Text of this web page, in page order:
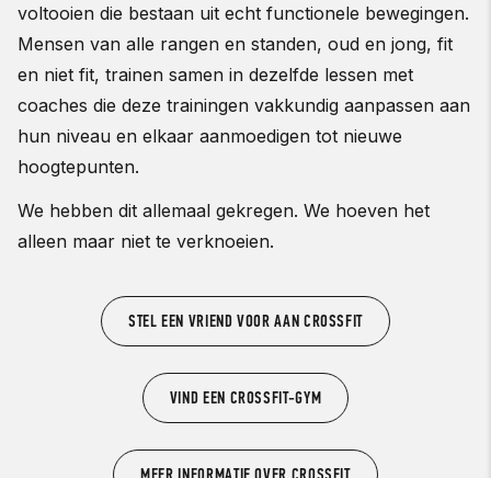
voltooien die bestaan uit echt functionele bewegingen.
Mensen van alle rangen en standen, oud en jong, fit
en niet fit, trainen samen in dezelfde lessen met
coaches die deze trainingen vakkundig aanpassen aan
hun niveau en elkaar aanmoedigen tot nieuwe
hoogtepunten.
We hebben dit allemaal gekregen. We hoeven het
alleen maar niet te verknoeien.
STEL EEN VRIEND VOOR AAN CROSSFIT
VIND EEN CROSSFIT-GYM